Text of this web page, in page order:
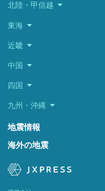
北陸・甲信越
東海
近畿
中国
四国
九州・沖縄
地震情報
海外の地震